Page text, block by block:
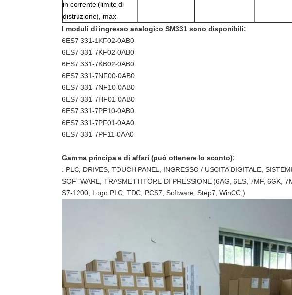
in corrente (limite di
distruzione), max.
I moduli di ingresso analogico SM331 sono disponibili:
6ES7 331-1KF02-0AB0
6ES7 331-7KF02-0AB0
6ES7 331-7KB02-0AB0
6ES7 331-7NF00-0AB0
6ES7 331-7NF10-0AB0
6ES7 331-7HF01-0AB0
6ES7 331-7PE10-0AB0
6ES7 331-7PF01-0AA0
6ES7 331-7PF11-0AA0
Gamma principale di affari (può ottenere lo sconto):
: PLC, DRIVES, TOUCH PANEL, INGRESSO / USCITA DIGITALE,
SOFTWARE, TRASMETTITORE DI PRESSIONE (6AG, 6ES, 7MF, 6GK,
S7-1200, Logo PLC, TDC, PCS7, Software, Step7, WinCC,)